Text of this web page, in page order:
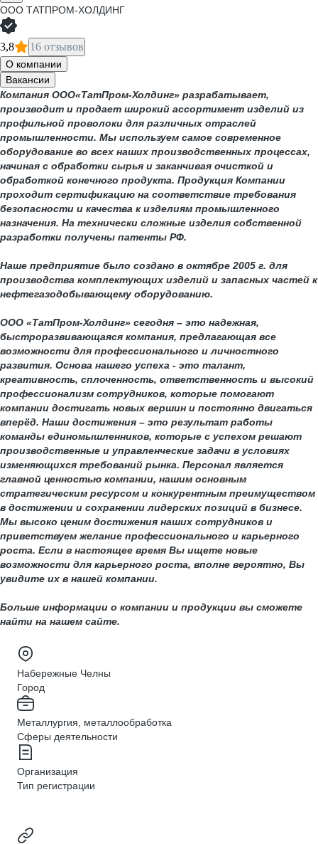
ООО ТАТПРОМ-ХОЛДИНГ
3,8 16 отзывов
О компании
Вакансии
Компания ООО«ТатПром-Холдинг» разрабатывает,
производит и продает широкий ассортимент изделий из
профильной проволоки для различных отраслей
промышленности. Мы используем самое современное
оборудование во всех наших производственных процессах,
начиная с обработки сырья и заканчивая очисткой и
обработкой конечного продукта. Продукция Компании
проходит сертификацию на соответствие требования
безопасности и качества к изделиям промышленного
назначения. На технически сложные изделия собственной
разработки получены патенты РФ.
Наше предприятие было создано в октябре 2005 г. для
производства комплектующих изделий и запасных частей к
нефтегазодобывающему оборудованию.
ООО «ТатПром-Холдинг» сегодня – это надежная,
быстроразвивающаяся компания, предлагающая все
возможности для профессионального и личностного
развития. Основа нашего успеха - это талант,
креативность, сплоченность, ответственность и высокий
профессионализм сотрудников, которые помогают
компании достигать новых вершин и постоянно двигаться
вперёд. Наши достижения – это результат работы
команды единомышленников, которые с успехом решают
производственные и управленческие задачи в условиях
изменяющихся требований рынка. Персонал является
главной ценностью компании, нашим основным
стратегическим ресурсом и конкурентным преимуществом
в достижении и сохранении лидерских позиций в бизнесе.
Мы высоко ценим достижения наших сотрудников и
приветствуем желание профессионального и карьерного
роста. Если в настоящее время Вы ищете новые
возможности для карьерного роста, вполне вероятно, Вы
увидите их в нашей компании.
Больше информации о компании и продукции вы сможете
найти на нашем сайте.
Набережные Челны
Город
Металлургия, металлообработка
Сферы деятельности
Организация
Тип регистрации